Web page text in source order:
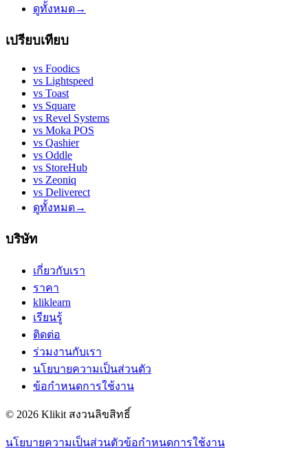
ดูทั้งหมด→
เปรียบเทียบ
vs Foodics
vs Lightspeed
vs Toast
vs Square
vs Revel Systems
vs Moka POS
vs Qashier
vs Oddle
vs StoreHub
vs Zeoniq
vs Deliverect
ดูทั้งหมด→
บริษัท
เกี่ยวกับเรา
ราคา
kliklearn
เรียนรู้
ติดต่อ
ร่วมงานกับเรา
นโยบายความเป็นส่วนตัว
ข้อกำหนดการใช้งาน
© 2026 Klikit สงวนลิขสิทธิ์
นโยบายความเป็นส่วนตัวข้อกำหนดการใช้งาน